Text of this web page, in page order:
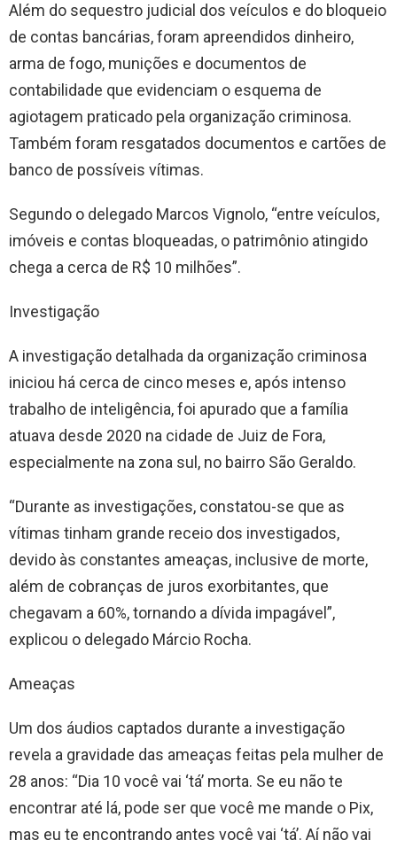
Além do sequestro judicial dos veículos e do bloqueio
de contas bancárias, foram apreendidos dinheiro,
arma de fogo, munições e documentos de
contabilidade que evidenciam o esquema de
agiotagem praticado pela organização criminosa.
Também foram resgatados documentos e cartões de
banco de possíveis vítimas.
Segundo o delegado Marcos Vignolo, “entre veículos,
imóveis e contas bloqueadas, o patrimônio atingido
chega a cerca de R$ 10 milhões”.
Investigação
A investigação detalhada da organização criminosa
iniciou há cerca de cinco meses e, após intenso
trabalho de inteligência, foi apurado que a família
atuava desde 2020 na cidade de Juiz de Fora,
especialmente na zona sul, no bairro São Geraldo.
“Durante as investigações, constatou-se que as
vítimas tinham grande receio dos investigados,
devido às constantes ameaças, inclusive de morte,
além de cobranças de juros exorbitantes, que
chegavam a 60%, tornando a dívida impagável”,
explicou o delegado Márcio Rocha.
Ameaças
Um dos áudios captados durante a investigação
revela a gravidade das ameaças feitas pela mulher de
28 anos: “Dia 10 você vai ‘tá’ morta. Se eu não te
encontrar até lá, pode ser que você me mande o Pix,
mas eu te encontrando antes você vai ‘tá’. Aí não vai